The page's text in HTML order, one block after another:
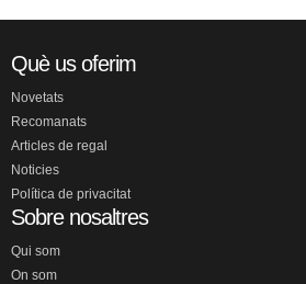
Què us oferim
Novetats
Recomanats
Articles de regal
Noticies
Política de privacitat
Sobre nosaltres
Qui som
On som